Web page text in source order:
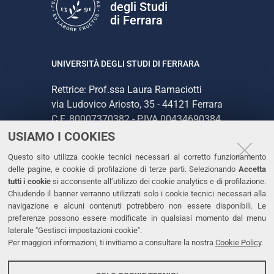
USIAMO I COOKIES
Questo sito utilizza cookie tecnici necessari al corretto funzionamento
delle pagine, e cookie di profilazione di terze parti. Selezionando Accetta
tutti i cookiesi acconsente all’utilizzo dei cookie analytics e di profilazione.
Chiudendo il banner verranno utilizzati solo i cookie tecnici necessari alla
navigazione e alcuni contenuti potrebbero non essere disponibili. Le
preferenze possono essere modificate in qualsiasi momento dal menu
laterale "Gestisci impostazioni cookie".
Per maggiori informazioni, ti invitiamo a consultare la nostra Cookie Policy.
degli Studi
di Ferrara
UNIVERSITÀ DEGLI STUDI DI FERRARA
Rettrice: Prof.ssa Laura Ramaciotti
via Ludovico Ariosto, 35 - 44121 Ferrara
C.F. 80007370382 - P.IVA 00434690384
CONTATTI
Tel. +39 0532 293111
Fax. +39 0532 293031
PEC
LINKS